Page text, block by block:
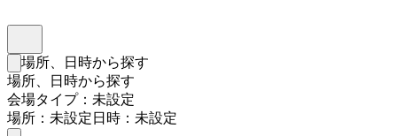
検索フォームを閉じる
場所、日時から探す
場所、日時から探す
会場タイプ：未設定
場所：未設定日時：未設定